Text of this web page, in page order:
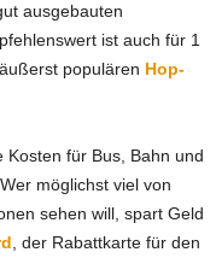
ausgebauten
ist auch für 1
populären Hop-
Kosten für Bus, Bahn und
möglichst viel von
sehen will, spart Geld
, der Rabattkarte für den